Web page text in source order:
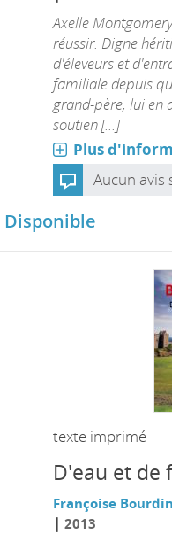
Axelle
réussir. Digne
d'éleveurs et
familiale depuis
grand-père, lui en
soutien [...]
Plus
Aucun avis
Disponible
texte imprimé
D'eau et de
Françoise Bourdin
| 2013